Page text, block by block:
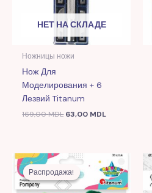
НЕТ НА СКЛАДЕ
Ножницы ножи
Нож Для
Моделирования + 6
Лезвий Titanum
169,00MDL 63,00 MDL
Распродажа!
Распродажа!
Первоначальная
цена
составляла
39,00 MDL.
Текущая
цена:
16,00 MDL.